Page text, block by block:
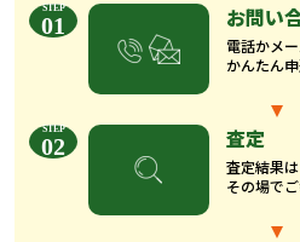
01 お問い
電話かメ
かんたん
02 査定
査定結果は
その場でご